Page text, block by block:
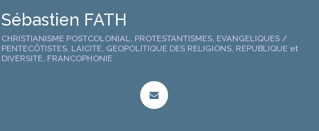
Sébastien FATH
CHRISTIANISME POSTCOLONIAL, PROTESTANTISMES, EVANGELIQUES /
PENTECÔTISTES, LAICITE, GEOPOLITIQUE DES RELIGIONS, REPUBLIQUE et
DIVERSITE, FRANCOPHONIE